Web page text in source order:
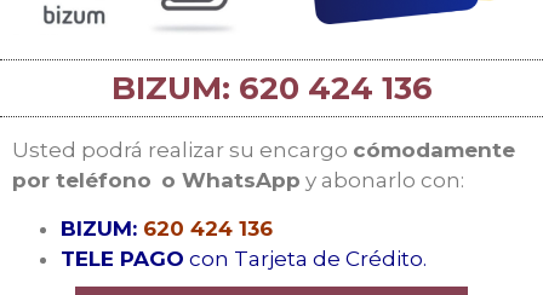
BIZUM: 620 424 136
Usted podrá realizar su encargo cómodamente
por teléfono o WhatsApp y abonarlo con:
BIZUM: 620 424 136
TELE PAGO con Tarjeta de Crédito.